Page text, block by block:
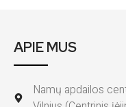
APIE MUS
Namų apdailos